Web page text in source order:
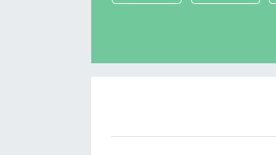
PROJELER İNGİLİZCE